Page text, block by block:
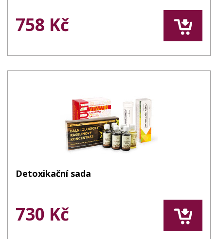
758 Kč
Detoxikační sada
730 Kč